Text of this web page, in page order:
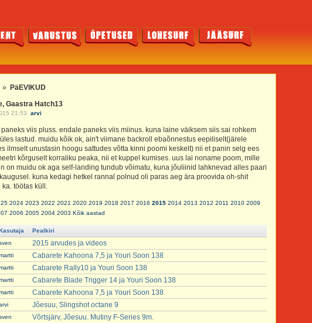
PäEVIKUD
Gaastra Hatch13
21:53 arvi
viis pluss. endale paneks viis miinus. kuna laine väiksem siis sai rohkem
lastud. muidu kõik ok, ain't viimane backroll ebaõnnestus eepiliselt(järele
ilmselt unustasin hoogu sattudes võtta kinni poomi keskelt) nii et panin selg ees
kõrguselt korraliku peaka, nii et kuppel kumises. uus lai noname poom, mille
on muidu ok aga self-landing tundub võimatu, kuna jõuliinid lahknevad alles paari
kuna kedagi hetkel rannal polnud oli paras aeg ära proovida oh-shit
ka. töötas küll.
2024 2023 2022 2021 2020 2019 2018 2017 2016 2015 2014 2013 2012 2011 2010 2009
2006 2005 2004 2003 Kõik aastad
Pealkiri
2015 arvudes ja videos
Cabarete Kahoona 7,5 ja Youri Soon 138
Cabarete Rally10 ja Youri Soon 138
Cabarete Blade Trigger 14 ja Youri Soon 138
Cabarete Kahoona 7,5 ja Youri Soon 138
Jõesuu, Slingshot octane 9
Võrtsjärv, Jõesuu. Mutiny F-Series 9m.